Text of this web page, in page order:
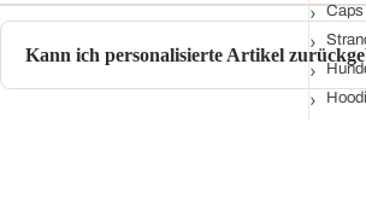
Caps
Kann ich personalisierte Artikel